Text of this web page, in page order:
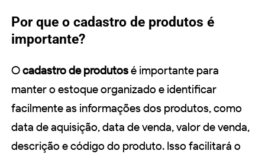
Por que o cadastro de produtos é
importante?
Ocadastro de produtosé importante para
manter o estoque organizado e identificar
facilmente as informações dos produtos, como
data de aquisição, data de venda, valor de venda,
descrição e código do produto. Isso facilitará o